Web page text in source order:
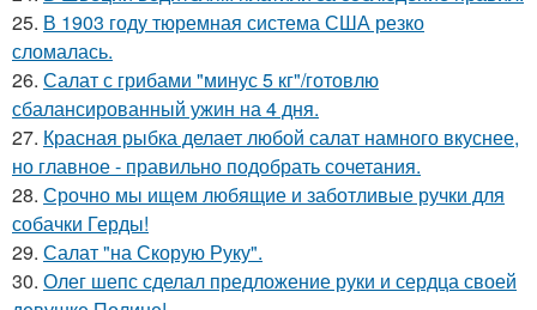
25. В 1903 году тюремная система США резко
сломалась.
26. Салат с грибами "минус 5 кг"/готовлю
сбалансированный ужин на 4 дня.
27. Красная рыбка делает любой салат намного вкуснее,
но главное - правильно подобрать сочетания.
28. Срочно мы ищем любящие и заботливые ручки для
собачки Герды!
29. Салат "на Скорую Руку".
30. Олег шепс сделал предложение руки и сердца своей